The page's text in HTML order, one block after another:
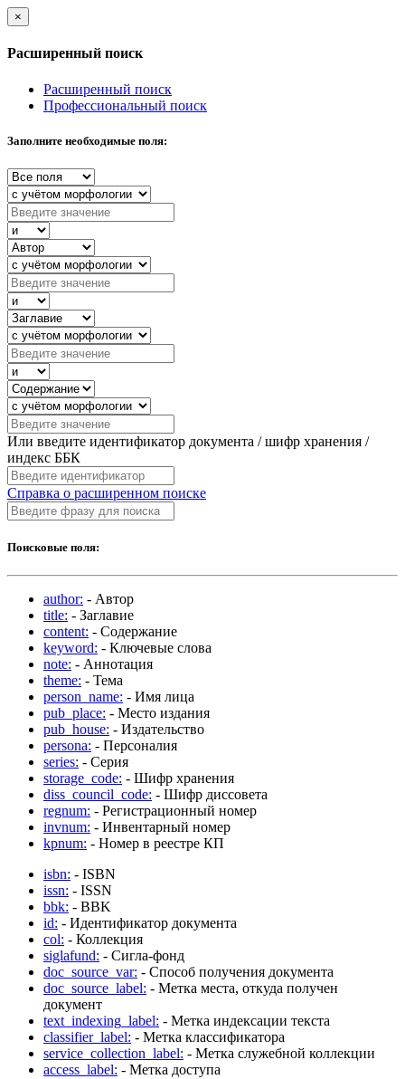
×
Расширенный поиск
Расширенный поиск
Профессиональный поиск
Заполните необходимые поля:
Или введите идентификатор документа / шифр хранения /
индекс ББК
Справка о расширенном поиске
Поисковые поля:
author: - Автор
title: - Заглавие
content: - Содержание
keyword: - Ключевые слова
note: - Аннотация
theme: - Тема
person_name: - Имя лица
pub_place: - Место издания
pub_house: - Издательство
persona: - Персоналия
series: - Серия
storage_code: - Шифр хранения
diss_council_code: - Шифр диссовета
regnum: - Регистрационный номер
invnum: - Инвентарный номер
kpnum: - Номер в реестре КП
isbn: - ISBN
issn: - ISSN
bbk: - BBK
id: - Идентификатор документа
col: - Коллекция
siglafund: - Сигла-фонд
doc_source_var: - Способ получения документа
doc_source_label: - Метка места, откуда получен
документ
text_indexing_label: - Метка индексации текста
classifier_label: - Метка классификатора
service_collection_label: - Метка служебной коллекции
access_label: - Метка доступа